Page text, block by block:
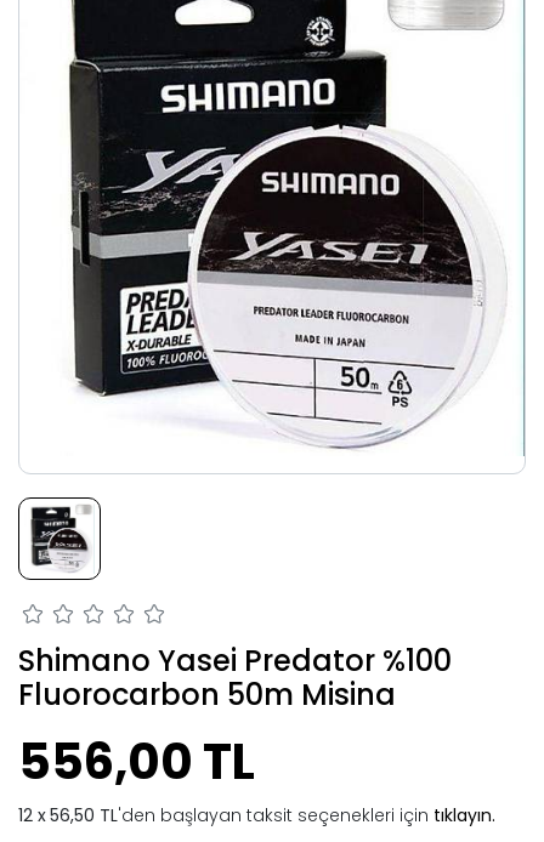
Shimano Yasei Predator %100
Fluorocarbon 50m Misina
556,00 TL
56,50 TL'den başlayan taksit seçenekleri için tıklayın.